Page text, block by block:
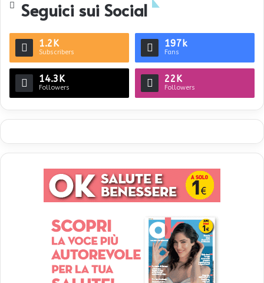
Seguici sui Social
1.2K
Subscribers
197k
Fans
14.3K
Followers
22K
Followers